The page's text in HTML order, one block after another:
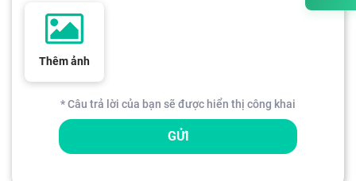
Thêm ảnh
* Câu trả lời của bạn sẽ được hiển thị công khai
GỬI